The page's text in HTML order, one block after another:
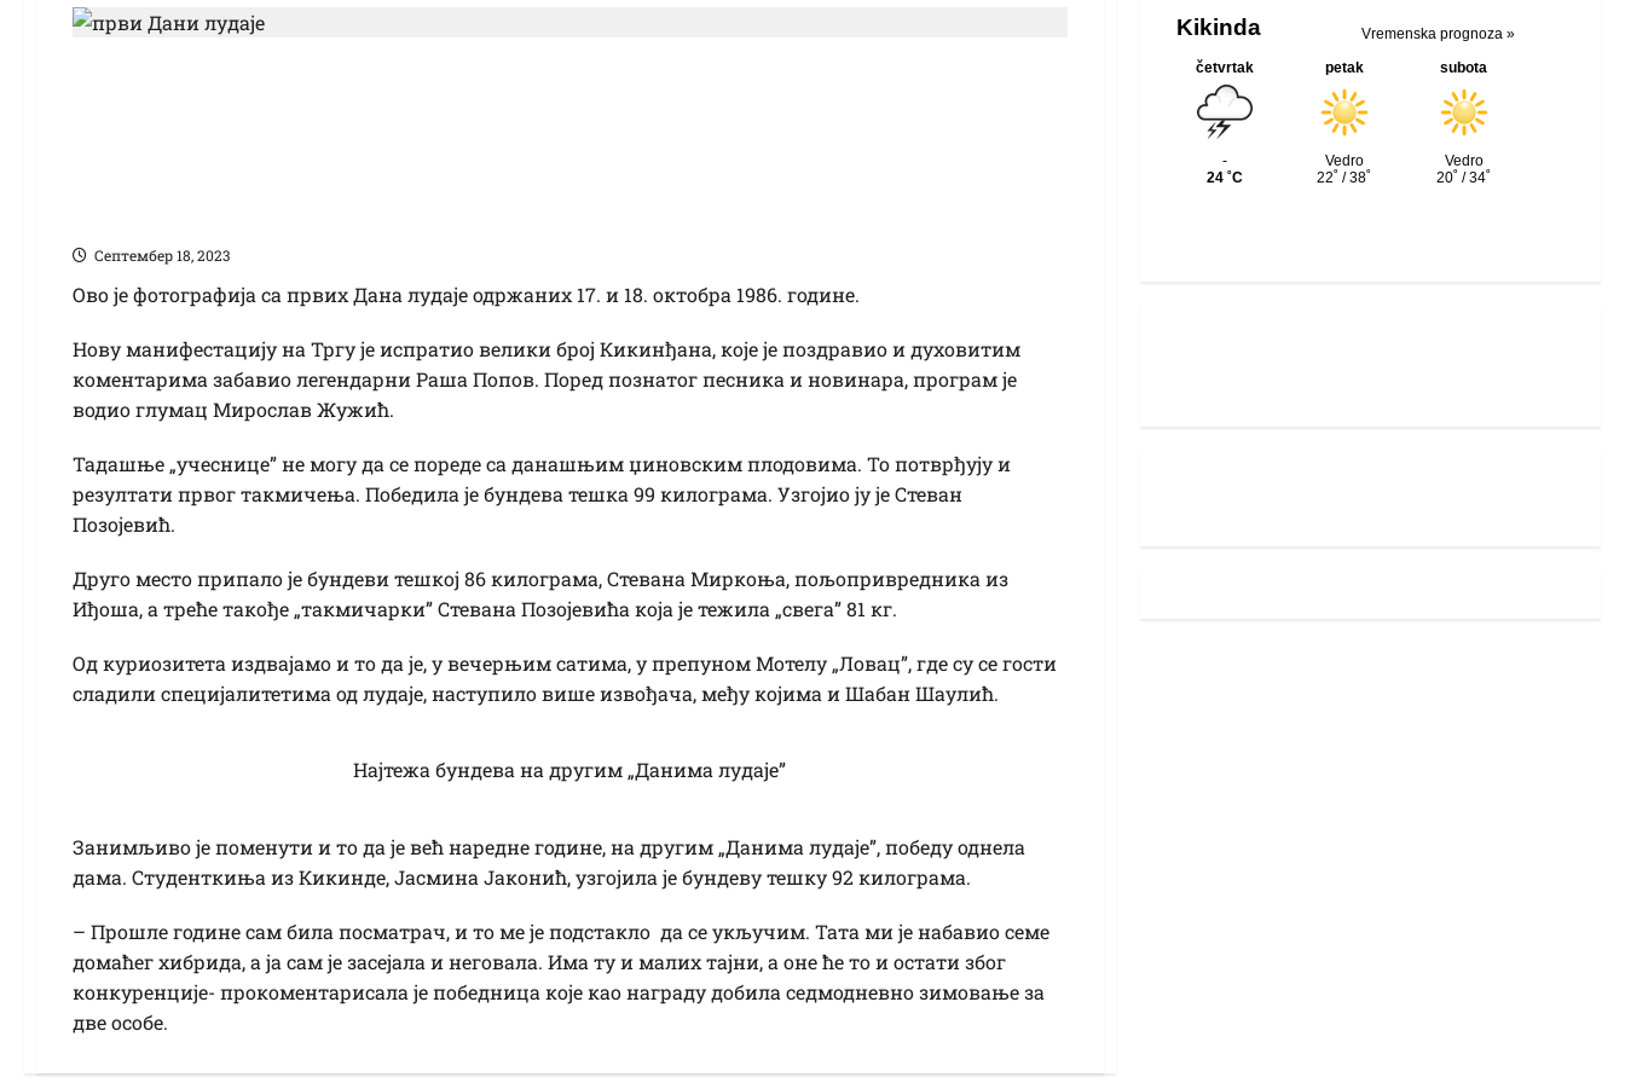
Септембер 18, 2023
Ово је фотографија са првих Дана лудаје одржаних 17. и 18. октобра 1986. године.
Нову манифестацију на Тргу је испратио велики број Кикинђана, које је поздравио и духовитим
коментарима забавио легендарни Раша Попов. Поред познатог песника и новинара, програм је
водио глумац Мирослав Жужић.
Тадашње „учеснице” не могу да се пореде са данашњим џиновским плодовима. То потврђују и
резултати првог такмичења. Победила је бундева тешка 99 килограма. Узгојио ју је Стеван
Позојевић.
Друго место припало је бундеви тешкој 86 килограма, Стевана Миркоња, пољопривредника из
Иђоша, а треће такође „такмичарки” Стевана Позојевића која је тежила „свега” 81 кг.
Од куриозитета издвајамо и то да је, у вечерњим сатима, у препуном Мотелу „Ловац”, где су се гости
сладили специјалитетима од лудаје, наступило више извођача, међу којима и Шабан Шаулић.
Најтежа бундева на другим „Данима лудаје”
Занимљиво је поменути и то да је већ наредне године, на другим „Данима лудаје”, победу однела
дама. Студенткиња из Кикинде, Јасмина Јаконић, узгојила је бундеву тешку 92 килограма.
– Прошле године сам била посматрач, и то ме је подстакло да се укључим. Тата ми је набавио семе
домаћег хибрида, а ја сам је засејала и неговала. Има ту и малих тајни, а оне ће то и остати због
конкуренције- прокоментарисала је победница које као награду добила седмодневно зимовање за
две особе.